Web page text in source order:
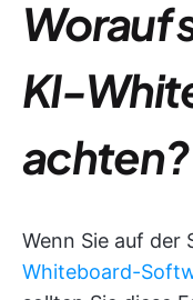
Worauf
KI-
achten?
Wenn Sie auf der
Whiteboard-